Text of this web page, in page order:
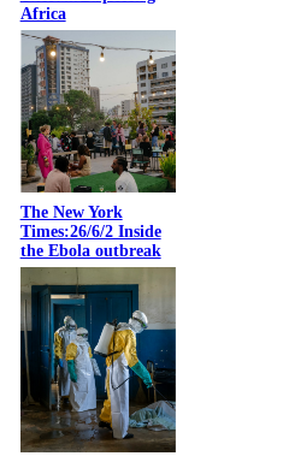
Africa
The New York
Times:26/6/2 Inside
the Ebola outbreak